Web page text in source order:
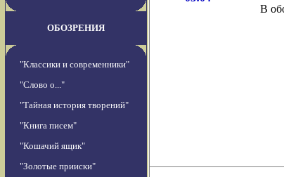
ОБОЗРЕНИЯ
"Классики и современники"
"Слово о..."
"Тайная история творений"
"Книга писем"
"Кошачий ящик"
"Золотые прииски"
В